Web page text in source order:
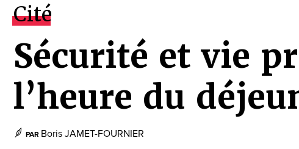
Cité
Sécurité et vie
l’heure du
PAR Boris JAMET-FOURNIER